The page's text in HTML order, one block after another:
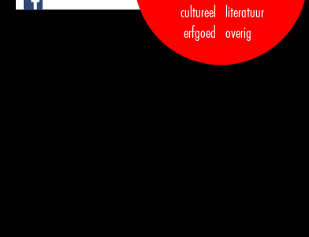
cultureel
erfgoed
literatuur
overig